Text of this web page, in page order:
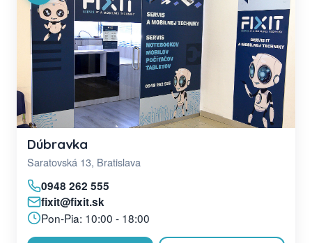
Dúbravka
Saratovská 13, Bratislava
0948 262 555
fixit@fixit.sk
Pon-Pia: 10:00 - 18:00